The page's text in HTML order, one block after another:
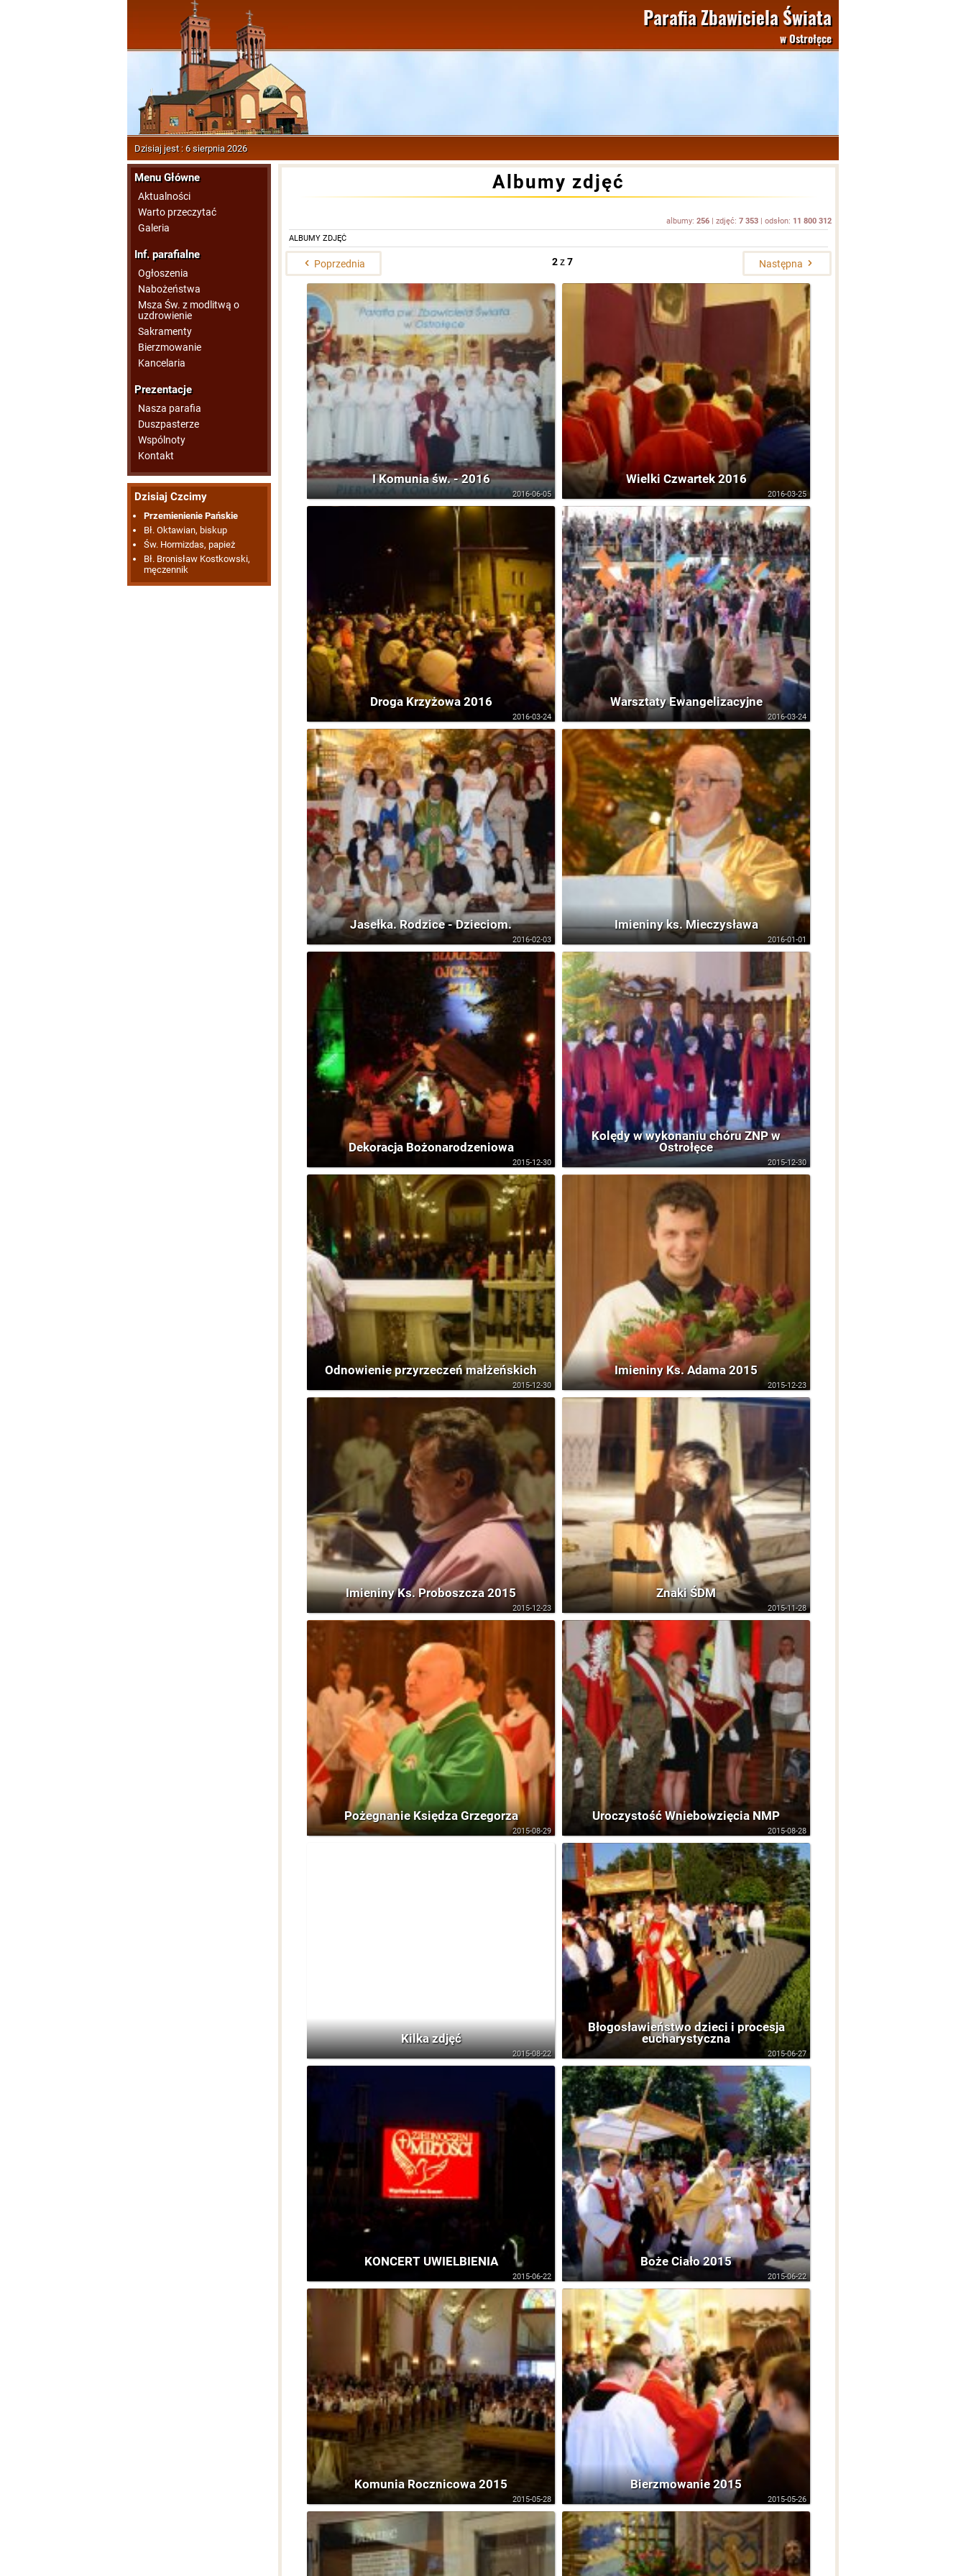
Dzisiaj jest : 6 sierpnia 2026
Parafia Zbawiciela Świata
w Ostrołęce
Menu Główne
Aktualności
Warto przeczytać
Galeria
Inf. parafialne
Ogłoszenia
Nabożeństwa
Msza Św. z modlitwą o
uzdrowienie
Sakramenty
Bierzmowanie
Kancelaria
Prezentacje
Nasza parafia
Duszpasterze
Wspólnoty
Kontakt
Dzisiaj Czcimy
Przemienienie Pańskie
Bł. Oktawian, biskup
Św. Hormizdas, papież
Bł. Bronisław Kostkowski,
męczennik
Albumy zdjęć
albumy: 256 | zdjęć: 7 353 | odsłon: 11 800 312
ALBUMY ZDJĘĆ
Poprzednia 2z7 Następna
I Komunia św. - 2016
2016-06-05
Wielki Czwartek 2016
2016-03-25
Droga Krzyżowa 2016
2016-03-24
Warsztaty Ewangelizacyjne
2016-03-24
Jasełka. Rodzice - Dzieciom.
2016-02-03
Imieniny ks. Mieczysława
2016-01-01
Dekoracja Bożonarodzeniowa
2015-12-30
Kolędy w wykonaniu chóru ZNP w
Ostrołęce
2015-12-30
Odnowienie przyrzeczeń małżeńskich
2015-12-30
Imieniny Ks. Adama 2015
2015-12-23
Imieniny Ks. Proboszcza 2015
2015-12-23
Znaki ŚDM
2015-11-28
Pożegnanie Księdza Grzegorza
2015-08-29
Uroczystość Wniebowzięcia NMP
2015-08-28
Kilka zdjęć
2015-08-22
Błogosławieństwo dzieci i procesja
eucharystyczna
2015-06-27
KONCERT UWIELBIENIA
2015-06-22
Boże Ciało 2015
2015-06-22
Komunia Rocznicowa 2015
2015-05-28
Bierzmowanie 2015
2015-05-26